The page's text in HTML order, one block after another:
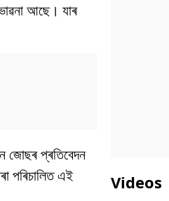
আছে। যাৰ
জোছৰ প্ৰতিবেদন
পৰিচালিত এই
Videos